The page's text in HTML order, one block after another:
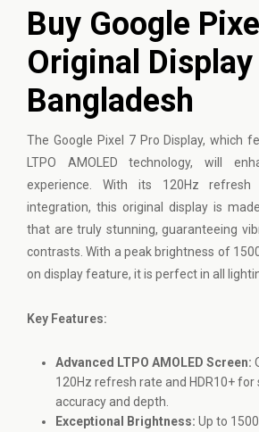
Buy Google
Original
Bangladesh
The Google Pixel 7 Pro Display, which
LTPO AMOLED technology, will
experience. With its 120Hz refresh
integration, this original display is
that are truly stunning, guaranteeing
contrasts. With a peak brightness of
on display feature, it is perfect in all
Key Features:
Advanced LTPO AMOLED Screen:
120Hz refresh rate and HDR10+ for
accuracy and depth.
Exceptional Brightness: Up to